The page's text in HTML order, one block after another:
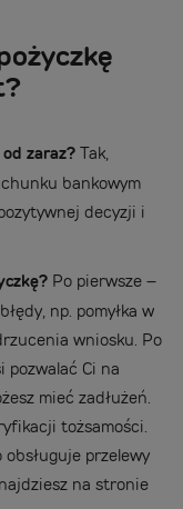
zaraz? Tak,
bankowym
decyzji i
Po pierwsze –
np. pomyłka w
wniosku. Po
pozwalać Ci na
mieć zadłużeń.
tożsamości.
przelewy
na stronie